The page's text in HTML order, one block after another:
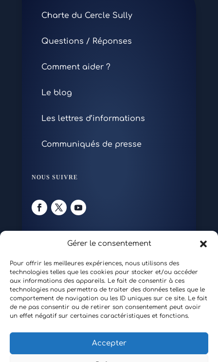
Gérer le consentement
Pour offrir les meilleures expériences, nous utilisons des
technologies telles que les cookies pour stocker et/ou accéder
aux informations des appareils. Le fait de consentir à ces
technologies nous permettra de traiter des données telles que le
comportement de navigation ou les ID uniques sur ce site. Le fait
de ne pas consentir ou de retirer son consentement peut avoir
un effet négatif sur certaines caractéristiques et fonctions.
Accepter
Charte du Cercle Sully
Questions / Réponses
Comment aider ?
Le blog
Les lettres d’informations
Communiqués de presse
NOUS SUIVRE
S’ABONNER À LA
LETTRE D’INFORMATION
Nom*
Courrier électronique*
Veuillez accepter lestermes et